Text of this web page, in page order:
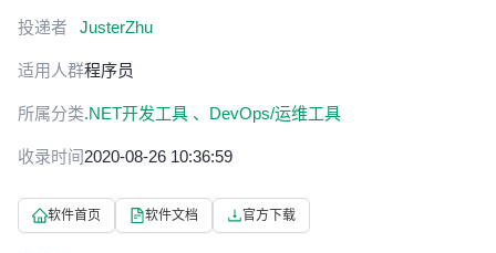
投递者 JusterZhu
适用人群程序员
所属分类.NET开发工具 、 DevOps/运维工具
收录时间2020-08-26 10:36:59
软件首页 软件文档 官方下载